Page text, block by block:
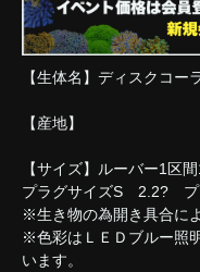
【生体名】ディスクコー
【産地】
【サイズ】ルーバー1区
プラグサイズS 2.2?
※生き物の為開き具合に
※色彩はＬＥＤブルー照
います。